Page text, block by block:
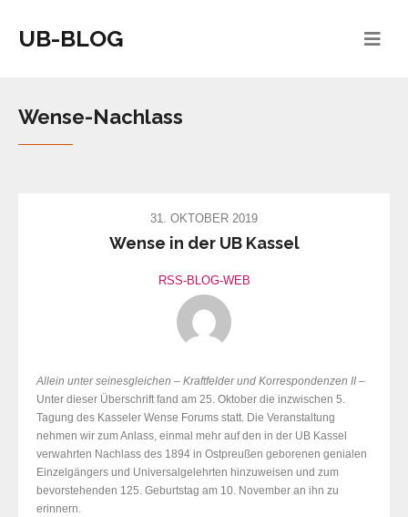
UB-BLOG
Wense-Nachlass
31. OKTOBER 2019
Wense in der UB Kassel
RSS-BLOG-WEB
Allein unter seinesgleichen – Kraftfelder und Korrespondenzen II –
Unter dieser Überschrift fand am 25. Oktober die inzwischen 5.
Tagung des Kasseler Wense Forums statt. Die Veranstaltung
nehmen wir zum Anlass, einmal mehr auf den in der UB Kassel
verwahrten Nachlass des 1894 in Ostpreußen geborenen genialen
Einzelgängers und Universalgelehrten hinzuweisen und zum
bevorstehenden 125. Geburtstag am 10. November an ihn zu
erinnern.